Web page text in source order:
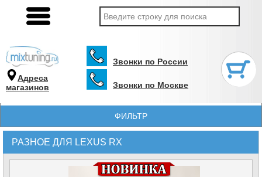
Адреса
магазинов
Звонки по России
Звонки по Москве
ФИЛЬТР
РАЗНОЕ ДЛЯ LEXUS RX